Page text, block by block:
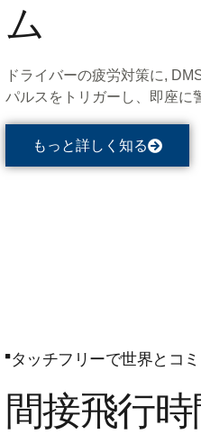
ム
ドライバーの疲労対策に,
パルスをトリガーし、即座に
もっと詳しく知る
タッチフリーで世界とコ
間接飛行